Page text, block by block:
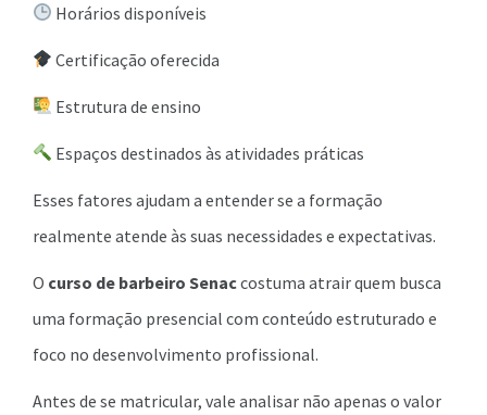
Horários disponíveis
Certificação oferecida
Estrutura de ensino
Espaços destinados às atividades práticas
Esses fatores ajudam a entender se a formação
realmente atende às suas necessidades e expectativas.
O curso de barbeiro Senaccostuma atrair quem busca
uma formação presencial com conteúdo estruturado e
foco no desenvolvimento profissional.
Antes de se matricular, vale analisar não apenas o valor